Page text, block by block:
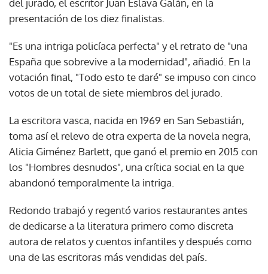
del jurado, el escritor Juan Eslava Galán, en la
presentación de los diez finalistas.
"Es una intriga policíaca perfecta" y el retrato de "una
España que sobrevive a la modernidad", añadió. En la
votación final, "Todo esto te daré" se impuso con cinco
votos de un total de siete miembros del jurado.
La escritora vasca, nacida en 1969 en San Sebastián,
toma así el relevo de otra experta de la novela negra,
Alicia Giménez Barlett, que ganó el premio en 2015 con
los "Hombres desnudos", una crítica social en la que
abandonó temporalmente la intriga.
Redondo trabajó y regentó varios restaurantes antes
de dedicarse a la literatura primero como discreta
autora de relatos y cuentos infantiles y después como
una de las escritoras más vendidas del país.